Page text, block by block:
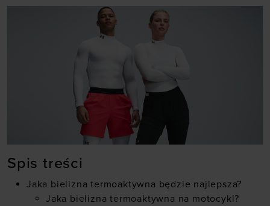
Spis treści
Jaka bielizna termoaktywna będzie najlepsza?
Jaka bielizna termoaktywna na motocykl?